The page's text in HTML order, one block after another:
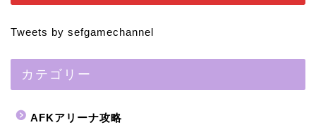
Tweets by sefgamechannel
カテゴリー
AFKアリーナ攻略